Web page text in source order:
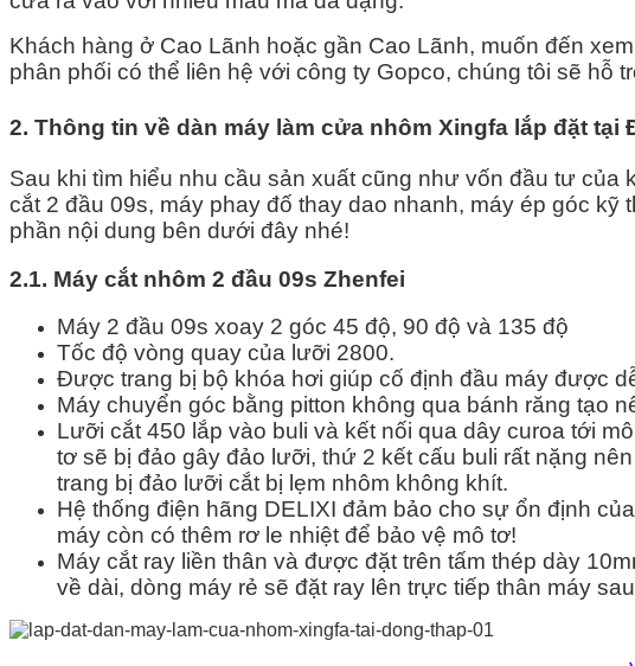
Khách hàng ở Cao Lãnh hoặc gần Cao Lãnh, muốn đến
phân phối có thể liên hệ với công ty Gopco, chúng tôi sẽ hỗ
2. Thông tin về dàn máy làm cửa nhôm Xingfa lắp đặt tại
Sau khi tìm hiểu nhu cầu sản xuất cũng như vốn đầu tư
cắt 2 đầu 09s, máy phay đố thay dao nhanh, máy ép góc
phần nội dung bên dưới đây nhé!
2.1. Máy cắt nhôm 2 đầu 09s Zhenfei
Máy 2 đầu 09s xoay 2 góc 45 độ, 90 độ và 135 độ
Tốc độ vòng quay của lưỡi 2800.
Được trang bị bộ khóa hơi giúp cố định đầu máy được
Máy chuyển góc bằng pitton không qua bánh răng tạo
Lưỡi cắt 450 lắp vào buli và kết nối qua dây curoa tới
tơ sẽ bị đảo gây đảo lưỡi, thứ 2 kết cấu buli rất nặng
trang bị đảo lưỡi cắt bị lẹm nhôm không khít.
Hệ thống điện hãng DELIXI đảm bảo cho sự ổn định
máy còn có thêm rơ le nhiệt để bảo vệ mô tơ!
Máy cắt ray liền thân và được đặt trên tấm thép dày
về dài, dòng máy rẻ sẽ đặt ray lên trực tiếp thân máy